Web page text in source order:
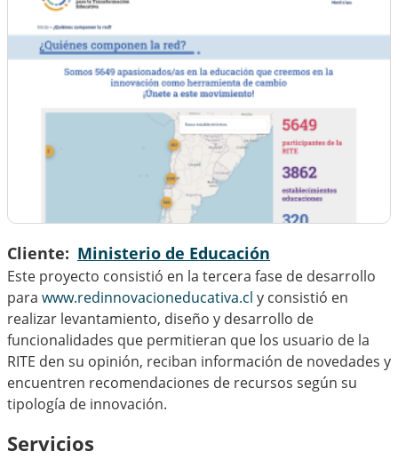
Cliente Ministerio de Educación
Este proyecto consistió en la tercera fase de desarrollo
para www.redinnovacioneducativa.cl y consistió en
realizar levantamiento, diseño y desarrollo de
funcionalidades que permitieran que los usuario de la
RITE den su opinión, reciban información de novedades y
encuentren recomendaciones de recursos según su
tipología de innovación.
Servicios